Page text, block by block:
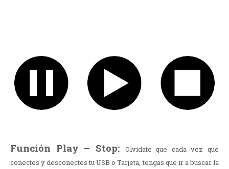
Función Play – Stop:
Olvídate que cada vez que
conectes y desconectes tu USB o Tarjeta, tengas que ir a buscar la